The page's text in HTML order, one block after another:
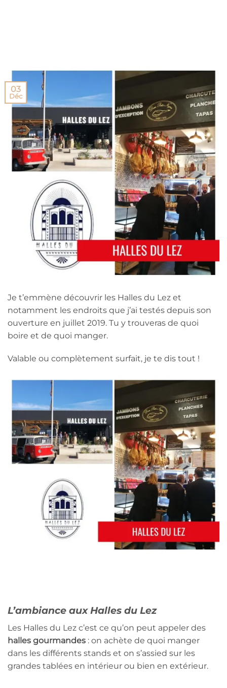
03
Déc
Je t’emmène découvrir les Halles du Lez et
notamment les endroits que j’ai testés depuis son
ouverture en juillet 2019. Tu y trouveras de quoi
boire et de quoi manger.
Valable ou complètement surfait, je te dis tout !
L’ambiance aux Halles du Lez
Les Halles du Lez c’est ce qu’on peut appeler des
halles gourmandes : on achète de quoi manger
dans les différents stands et on s’assied sur les
grandes tablées en intérieur ou bien en extérieur.